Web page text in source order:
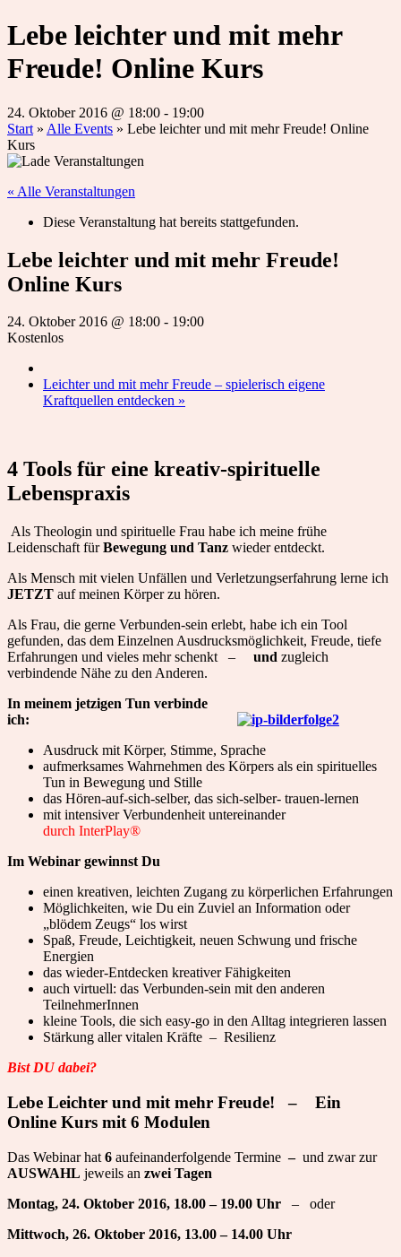
Lebe leichter und mit mehr
Freude! Online Kurs
24. Oktober 2016 @ 18:00 - 19:00
Start » Alle Events » Lebe leichter und mit mehr Freude! Online
Kurs
« Alle Veranstaltungen
Diese Veranstaltung hat bereits stattgefunden.
Lebe leichter und mit mehr Freude!
Online Kurs
24. Oktober 2016 @ 18:00 - 19:00
Kostenlos
Leichter und mit mehr Freude – spielerisch eigene
Kraftquellen entdecken »
4 Tools für eine kreativ-spirituelle
Lebenspraxis
Als Theologin und spirituelle Frau habe ich meine frühe
Leidenschaft fürBewegung und Tanz wieder entdeckt.
Als Mensch mit vielen Unfällen und Verletzungserfahrung lerne ich
JETZT auf meinen Körper zu hören.
Als Frau, die gerne Verbunden-sein erlebt, habe ich ein Tool
gefunden, das dem Einzelnen Ausdrucksmöglichkeit, Freude, tiefe
Erfahrungen und vieles mehr schenkt –
und zugleich
verbindende Nähe zu den Anderen.
In meinem jetzigen Tun verbinde
ich:
Ausdruck mit Körper, Stimme, Sprache
aufmerksames Wahrnehmen des Körpers als ein spirituelles
Tun in Bewegung und Stille
das Hören-auf-sich-selber, das sich-selber- trauen-lernen
mit intensiver Verbundenheit untereinander
durch InterPlay®
Im Webinar gewinnst Du
einen kreativen, leichten Zugang zu körperlichen Erfahrungen
Möglichkeiten, wie Du ein Zuviel an Information oder
„blödem Zeugs“ los wirst
Spaß, Freude, Leichtigkeit, neuen Schwung und frische
Energien
das wieder-Entdecken kreativer Fähigkeiten
auch virtuell: das Verbunden-sein mit den anderen
TeilnehmerInnen
kleine Tools, die sich easy-go in den Alltag integrieren lassen
Stärkung aller vitalen Kräfte – Resilienz
Bist DU dabei?
Lebe Leichter und mit mehr Freude! – Ein
Online Kurs mit 6 Modulen
Das Webinar hat 6 aufeinanderfolgende Termine – und zwar zur
AUSWAHL jeweils an zwei Tagen
Montag, 24. Oktober 2016, 18.00 – 19.00 Uhr
– oder
Mittwoch, 26. Oktober 2016, 13.00 – 14.00 Uhr